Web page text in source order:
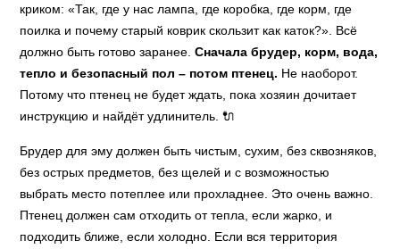
криком: «Так, где у нас лампа, где коробка, где корм, где
поилка и почему старый коврик скользит как каток?». Всё
должно быть готово заранее.Сначала брудер, корм, вода,
тепло и безопасный пол – потом птенец. Не наоборот.
Потому что птенец не будет ждать, пока хозяин дочитает
инструкцию и найдёт удлинитель. 🔌
Брудер для эму должен быть чистым, сухим, без сквозняков,
без острых предметов, без щелей и с возможностью
выбрать место потеплее или прохладнее. Это очень важно.
Птенец должен сам отходить от тепла, если жарко, и
подходить ближе, если холодно. Если вся территория